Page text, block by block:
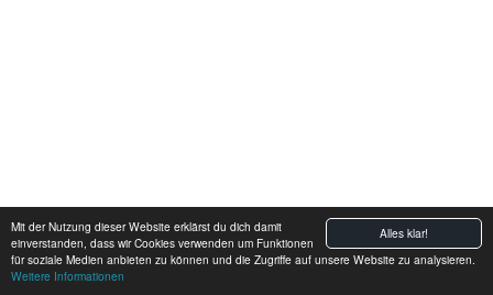
Alles klar!
Mit der Nutzung dieser Website erklärst du dich damit
einverstanden, dass wir Cookies verwenden um Funktionen
für soziale Medien anbieten zu können und die Zugriffe auf unsere Website zu analysieren.
Weitere Informationen